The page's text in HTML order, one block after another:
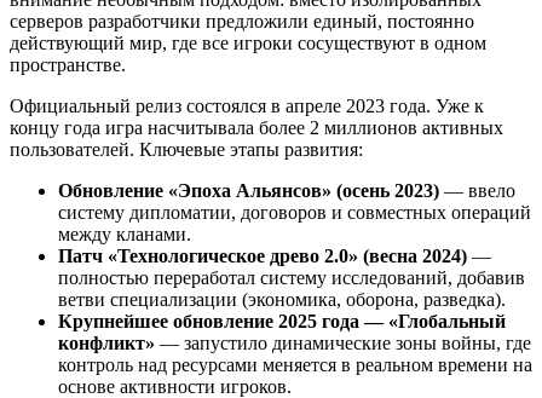
серверов разработчики предложили единый, постоянно
действующий мир, где все игроки сосуществуют в одном
пространстве.
Официальный релиз состоялся в апреле 2023 года. Уже к
концу года игра насчитывала более 2 миллионов активных
пользователей. Ключевые этапы развития:
Обновление «Эпоха Альянсов» (осень 2023) — ввело
систему дипломатии, договоров и совместных операций
между кланами.
Патч «Технологическое древо 2.0» (весна 2024) —
полностью переработал систему исследований, добавив
ветви специализации (экономика, оборона, разведка).
Крупнейшее обновление 2025 года — «Глобальный
конфликт» — запустило динамические зоны войны, где
контроль над ресурсами меняется в реальном времени на
основе активности игроков.